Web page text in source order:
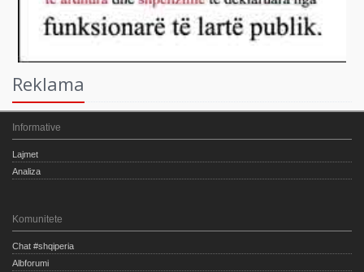
Reklama
Informative
Lajmet
Analiza
Komunitete
Chat #shqiperia
Albforumi